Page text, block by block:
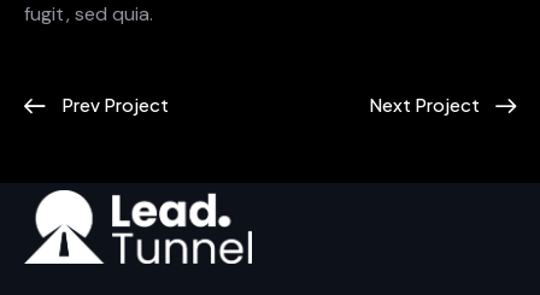
fugit, sed quia.
Prev Project Next Project